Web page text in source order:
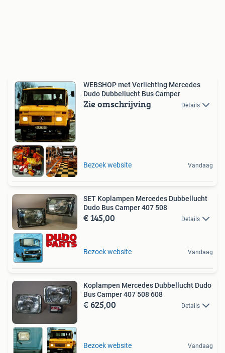
WEBSHOP met Verlichting Mercedes
Dudo Dubbellucht Bus Camper
Zie omschrijving Details
Bezoek website Vandaag
SET Koplampen Mercedes Dubbellucht
Dudo Bus Camper 407 508
€ 145,00 Details
Bezoek website Vandaag
Koplampen Mercedes Dubbellucht Dudo
Bus Camper 407 508 608
€ 625,00 Details
Bezoek website Vandaag